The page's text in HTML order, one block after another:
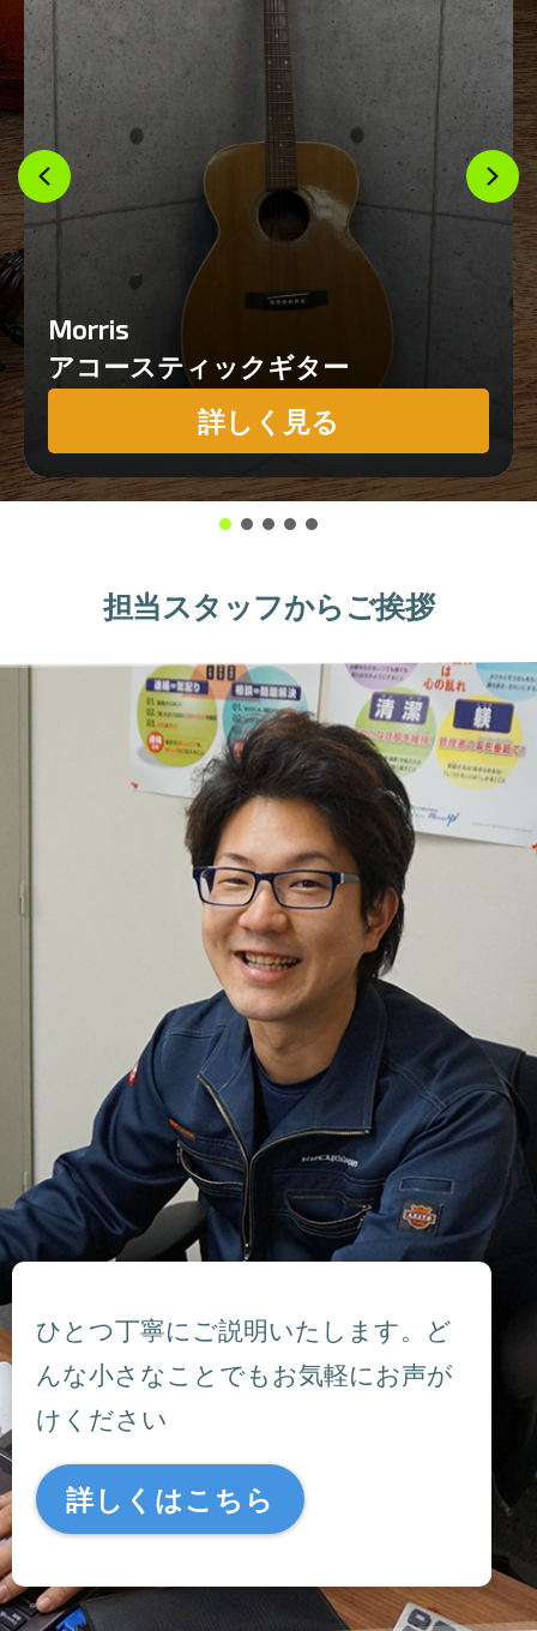
Morris
アコースティックギター
詳しく見る
担当スタッフからご挨拶
ひとつ丁寧にご説明いたします。ど
んな小さなことでもお気軽にお声が
けください
詳しくはこちら